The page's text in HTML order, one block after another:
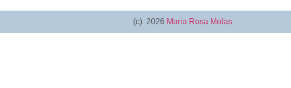
(c) 2026 Maria Rosa Molas